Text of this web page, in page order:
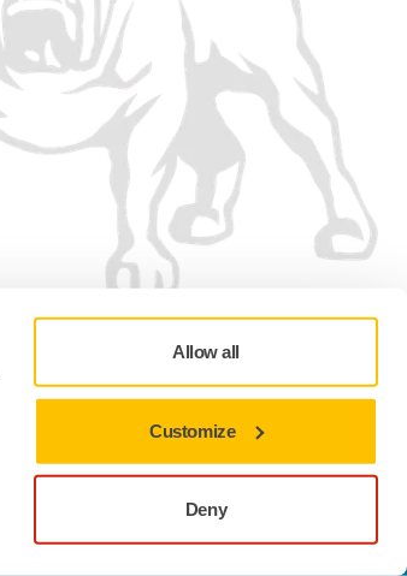
Allow all
Customize
Deny
Închideți pentru a rămâne pe site-ul actual